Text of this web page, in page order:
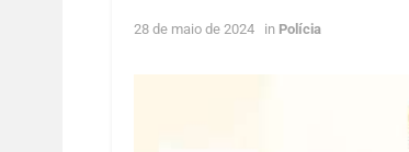
28 de maio de 2024 in Polícia